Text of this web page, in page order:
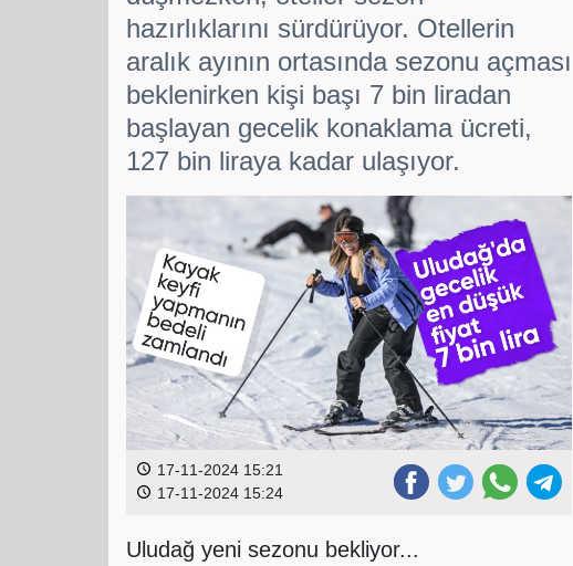
hazırlıklarını sürdürüyor. Otellerin
aralık ayının ortasında sezonu açması
beklenirken kişi başı 7 bin liradan
başlayan gecelik konaklama ücreti,
127 bin liraya kadar ulaşıyor.
17-11-2024 15:21
17-11-2024 15:24
Uludağ yeni sezonu bekliyor...